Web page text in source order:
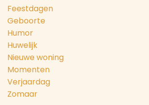
Feestdagen
Geboorte
Humor
Huwelijk
Nieuwe woning
Momenten
Verjaardag
Zomaar